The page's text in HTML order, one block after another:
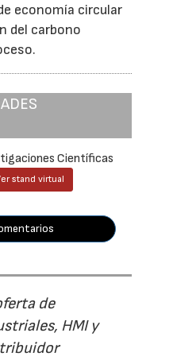
economía circular
del carbono
Científicas
stand virtual
de
HMI y